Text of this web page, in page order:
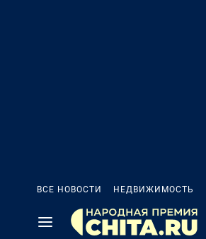
ВСЕ НОВОСТИ НЕДВИЖИМОСТЬ